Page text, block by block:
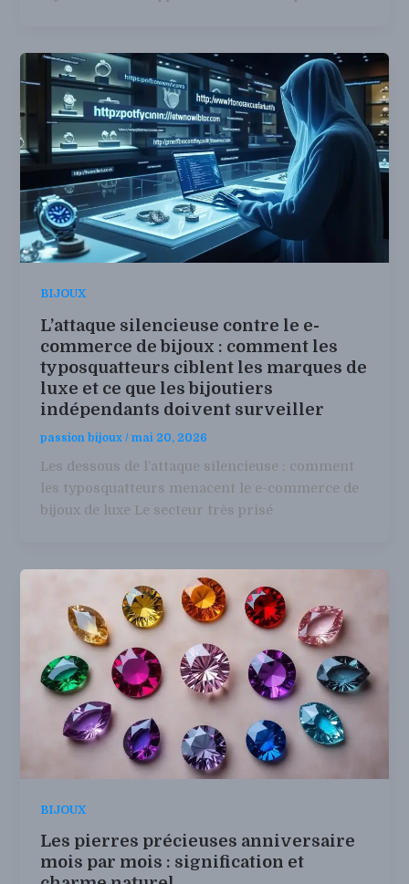
BIJOUX
L’attaque silencieuse contre le e-
commerce de bijoux : comment les
typosquatteurs ciblent les marques de
luxe et ce que les bijoutiers
indépendants doivent surveiller
passion bijoux/mai 20, 2026
Les dessous de l’attaque silencieuse : comment
les typosquatteurs menacent le e-commerce de
bijoux de luxe Le secteur très prisé
BIJOUX
Les pierres précieuses anniversaire
mois par mois : signification et